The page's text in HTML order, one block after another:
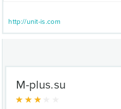
http://unit-is.com
M-plus.su